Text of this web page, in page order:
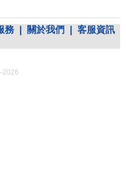
務 關於我們
客服資訊
2026